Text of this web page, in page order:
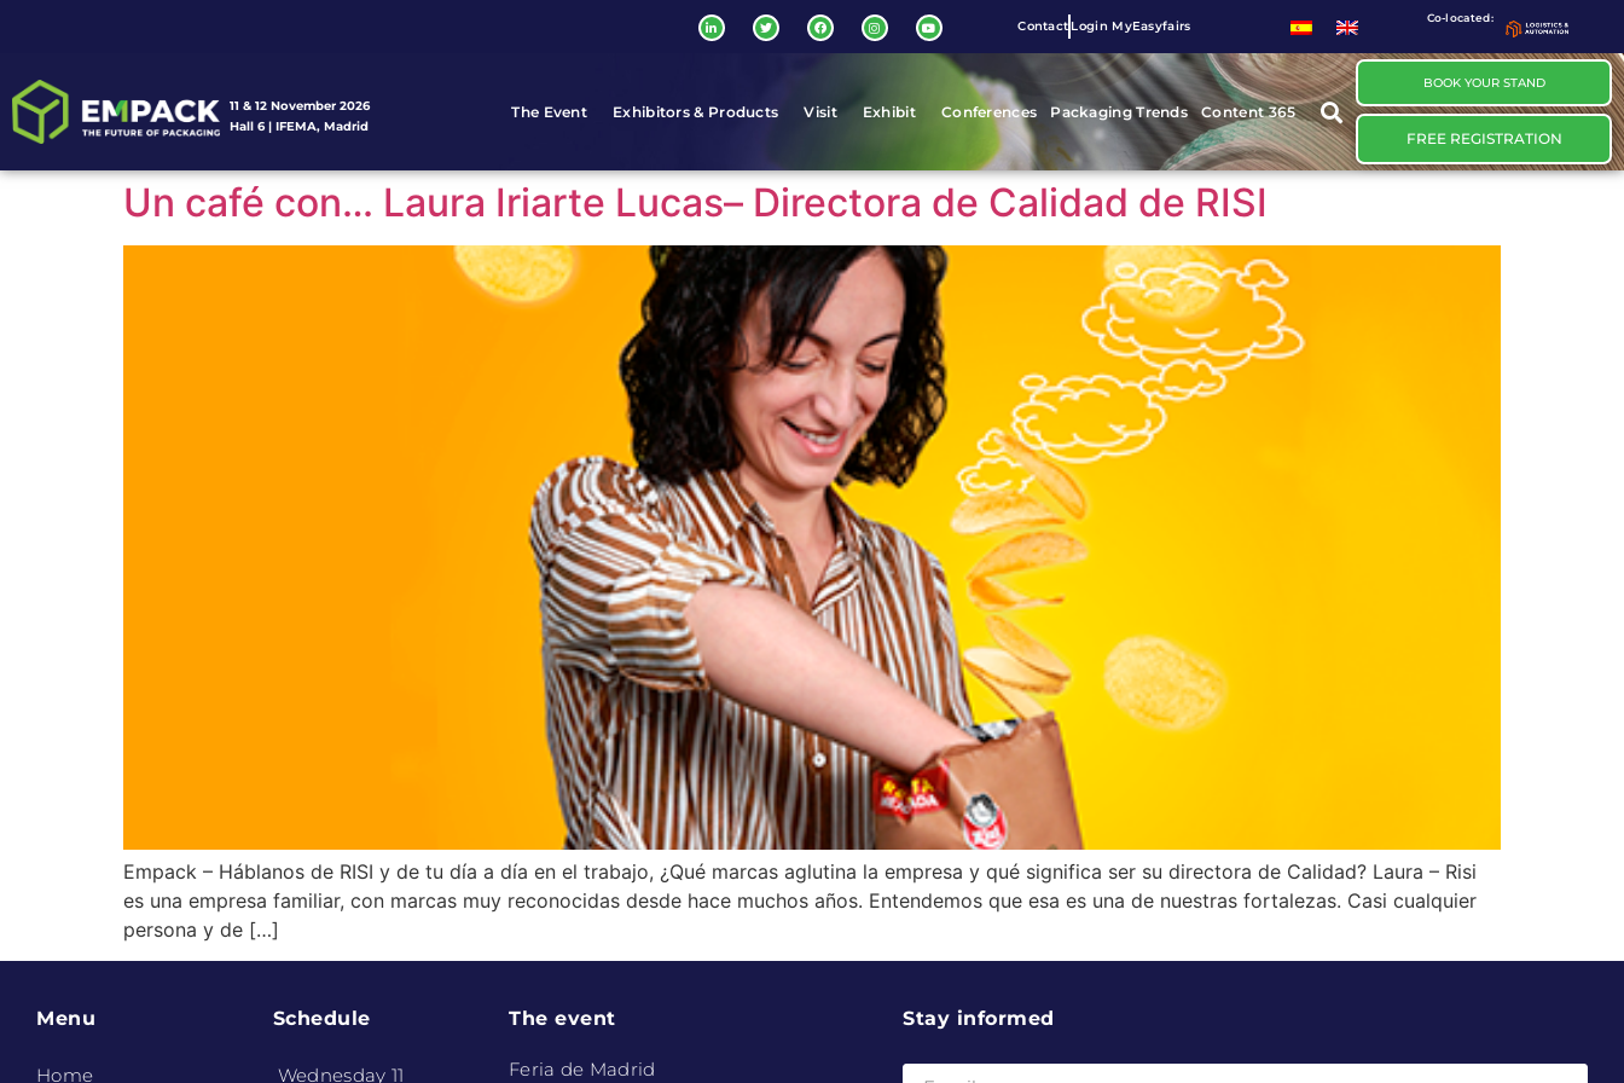
Contact Login MyEasyfairs
Co-located:
11 & 12 November 2026
Hall 6 | IFEMA, Madrid
The Event Exhibitors & Products Visit Exhibit Conferences Packaging Trends Content 365
BOOK YOUR STAND
FREE REGISTRATION
Un café con… Laura Iriarte Lucas– Directora de Calidad de RISI
Empack – Háblanos de RISI y de tu día a día en el trabajo, ¿Qué marcas aglutina la empresa y qué significa ser su directora de Calidad? Laura – Risi
es una empresa familiar, con marcas muy reconocidas desde hace muchos años. Entendemos que esa es una de nuestras fortalezas. Casi cualquier
persona y de […]
Menu
Home
Schedule
Wednesday 11
The event
Feria de Madrid
Stay informed